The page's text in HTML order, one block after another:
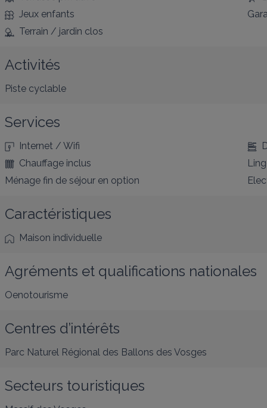
Jeux enfants
Terrain / jardin clos
Activités
Piste cyclable
Services
Internet / Wifi
Chauffage inclus
Ménage fin de séjour en option
Caractéristiques
Maison individuelle
Agréments et qualifications nationales
Oenotourisme
Centres d’intérêts
Parc Naturel Régional des Ballons des Vosges
Secteurs touristiques